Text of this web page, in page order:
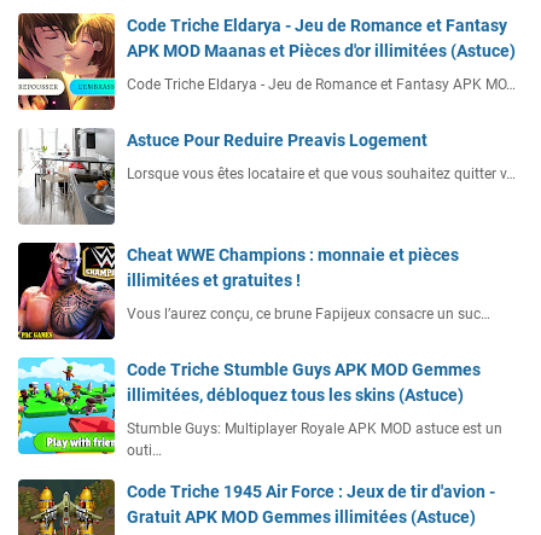
Code Triche Eldarya - Jeu de Romance et Fantasy
APK MOD Maanas et Pièces d'or illimitées (Astuce)
Code Triche Eldarya - Jeu de Romance et Fantasy APK MO…
Astuce Pour Reduire Preavis Logement
Lorsque vous êtes locataire et que vous souhaitez quitter v…
Cheat WWE Champions : monnaie et pièces
illimitées et gratuites !
Vous l’aurez conçu, ce brune Fapijeux consacre un suc…
Code Triche Stumble Guys APK MOD Gemmes
illimitées, débloquez tous les skins (Astuce)
Stumble Guys: Multiplayer Royale APK MOD astuce est un
outi…
Code Triche 1945 Air Force : Jeux de tir d'avion -
Gratuit APK MOD Gemmes illimitées (Astuce)